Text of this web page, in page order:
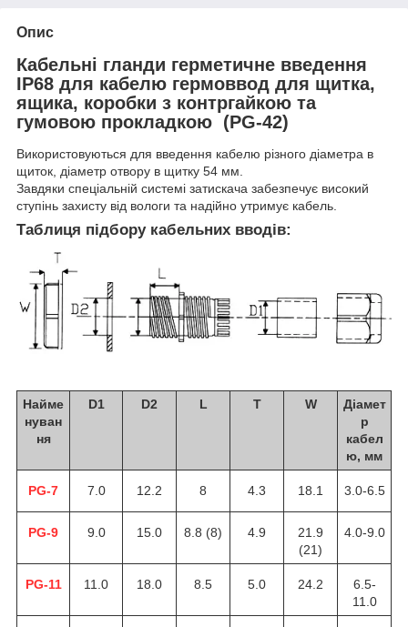
Опис
Кабельні гланди герметичне введення
IP68 для кабелю гермоввод для щитка,
ящика, коробки з контргайкою та
гумовою прокладкою (PG-42)
Використовуються для введення кабелю різного діаметра в
щиток, діаметр отвору в щитку 54 мм.
Завдяки спеціальній системі затискача забезпечує високий
ступінь захисту від вологи та надійно утримує кабель.
Таблиця підбору кабельних вводів:
Найме
нуван
ня
D1 D2 L T W
Діамет
р
кабел
ю, мм
PG-7 7.0 12.2 8 4.3 18.1 3.0-6.5
PG-9 9.0 15.0 8.8 (8) 4.9
21.9
(21)
4.0-9.0
PG-11 11.0 18.0 8.5 5.0 24.2
6.5-
11.0